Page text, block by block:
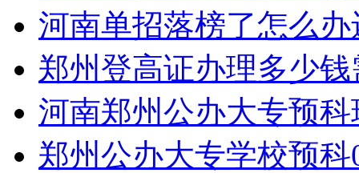
河南单招落榜了怎么
郑州登高证办理多少
河南郑州公办大专预
郑州公办大专学校预